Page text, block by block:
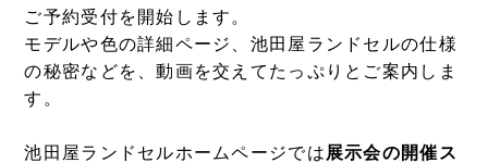
ご予約受付を開始します。
モデルや色の詳細ページ、池田屋ランドセルの仕様
の秘密などを、動画を交えてたっぷりとご案内しま
す。
池田屋ランドセルホームページでは 展示会の開催ス